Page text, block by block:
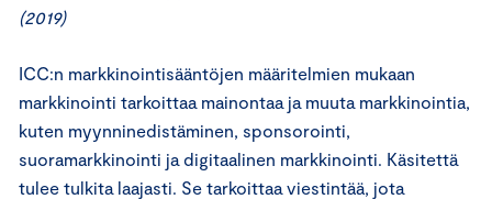
(2019)
ICC:n markkinointisääntöjen määritelmien mukaan
markkinointi tarkoittaa mainontaa ja muuta markkinointia,
kuten myynninedistäminen, sponsorointi,
suoramarkkinointi ja digitaalinen markkinointi. Käsitettä
tulee tulkita laajasti. Se tarkoittaa viestintää, jota